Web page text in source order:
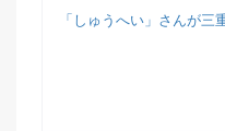
「しゅうへい」さんが